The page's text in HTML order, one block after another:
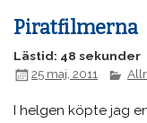
Piratfilmerna
Lästid: 48 sekunder
25 maj, 2011
I helgen köpte jag